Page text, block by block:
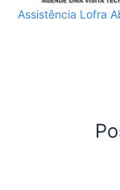
Assistência Lofra